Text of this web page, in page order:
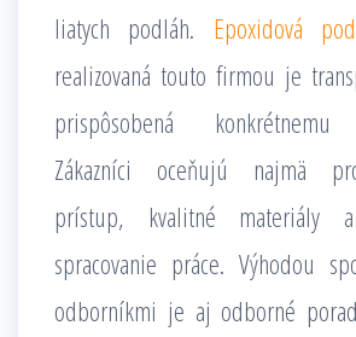
liatych podláh. Epoxidová
realizovaná touto firmou je
prispôsobená
Zákazníci oceňujú najmä
prístup, kvalitné materiály
spracovanie práce. Výhodou
odborníkmi je aj odborné